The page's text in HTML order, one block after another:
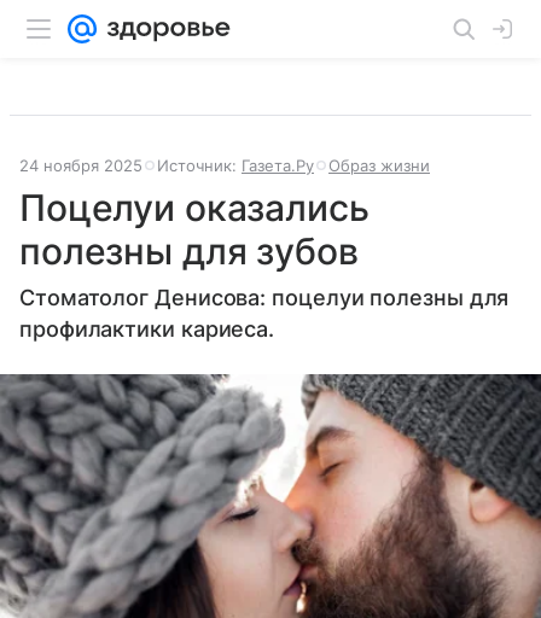
24 ноября 2025 Источник: Газета.Ру Образ жизни
Поцелуи оказались
полезны для зубов
Стоматолог Денисова: поцелуи полезны для
профилактики кариеса.